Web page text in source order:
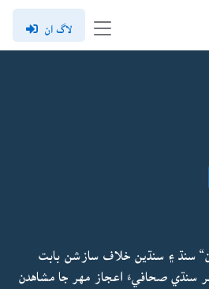
لاگ ان
سنڌ ۽ سنڌين خلاف سازشن بابت
سنڌي صحافيءَ اعجاز مهر جا مشاهدن